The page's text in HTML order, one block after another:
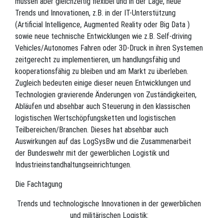
Trends und Innovationen, z.B. in der IT-Unterstützung
(Artificial Intelligence, Augmented Reality oder Big Data )
sowie neue technische Entwicklungen wie z.B. Self-driving
Vehicles/Autonomes Fahren oder 3D-Druck in ihren Systemen
zeitgerecht zu implementieren, um handlungsfähig und
kooperationsfähig zu bleiben und am Markt zu überleben.
Zugleich bedeuten einige dieser neuen Entwicklungen und
Technologien gravierende Änderungen von Zuständigkeiten,
Abläufen und absehbar auch Steuerung in den klassischen
logistischen Wertschöpfungsketten und logistischen
Teilbereichen/Branchen. Dieses hat absehbar auch
Auswirkungen auf das LogSysBw und die Zusammenarbeit
der Bundeswehr mit der gewerblichen Logistik und
Industrieinstandhaltungseinrichtungen.
Die Fachtagung
Trends und technologische Innovationen in der gewerblichen
und militärischen Logistik: